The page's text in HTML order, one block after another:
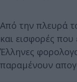
Από την πλευρά
και εισφορές
Έλληνες
παραμένουν